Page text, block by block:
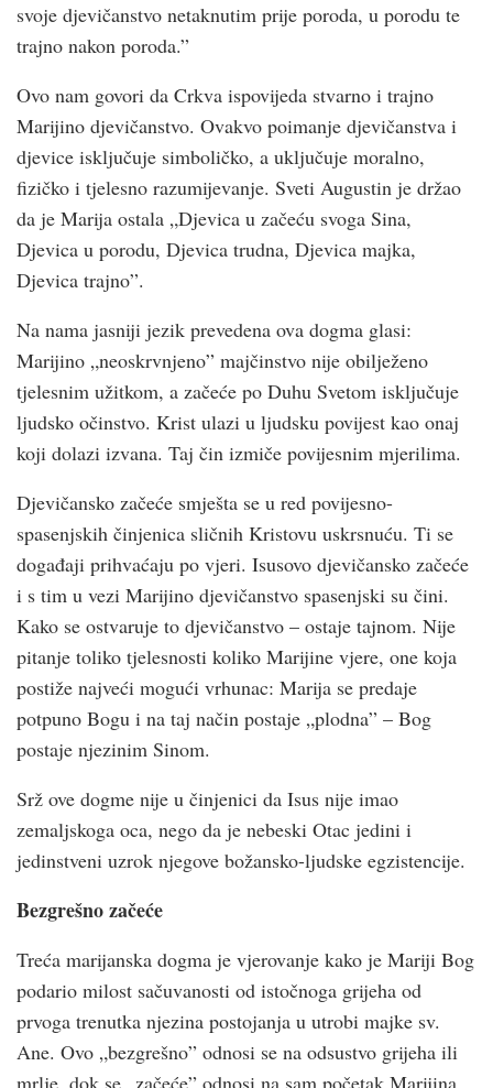
svoje djevičanstvo netaknutim prije poroda, u porodu te
trajno nakon poroda.”
Ovo nam govori da Crkva ispovijeda stvarno i trajno
Marijino djevičanstvo. Ovakvo poimanje djevičanstva i
djevice isključuje simboličko, a uključuje moralno,
fizičko i tjelesno razumijevanje. Sveti Augustin je držao
da je Marija ostala „Djevica u začeću svoga Sina,
Djevica u porodu, Djevica trudna, Djevica majka,
Djevica trajno”.
Na nama jasniji jezik prevedena ova dogma glasi:
Marijino „neoskrvnjeno” majčinstvo nije obilježeno
tjelesnim užitkom, a začeće po Duhu Svetom isključuje
ljudsko očinstvo. Krist ulazi u ljudsku povijest kao onaj
koji dolazi izvana. Taj čin izmiče povijesnim mjerilima.
Djevičansko začeće smješta se u red povijesno-
spasenjskih činjenica sličnih Kristovu uskrsnuću. Ti se
događaji prihvaćaju po vjeri. Isusovo djevičansko začeće
i s tim u vezi Marijino djevičanstvo spasenjski su čini.
Kako se ostvaruje to djevičanstvo – ostaje tajnom. Nije
pitanje toliko tjelesnosti koliko Marijine vjere, one koja
postiže najveći mogući vrhunac: Marija se predaje
potpuno Bogu i na taj način postaje „plodna” – Bog
postaje njezinim Sinom.
Srž ove dogme nije u činjenici da Isus nije imao
zemaljskoga oca, nego da je nebeski Otac jedini i
jedinstveni uzrok njegove božansko-ljudske egzistencije.
Bezgrešno začeće
Treća marijanska dogma je vjerovanje kako je Mariji Bog
podario milost sačuvanosti od istočnoga grijeha od
prvoga trenutka njezina postojanja u utrobi majke sv.
Ane. Ovo „bezgrešno” odnosi se na odsustvo grijeha ili